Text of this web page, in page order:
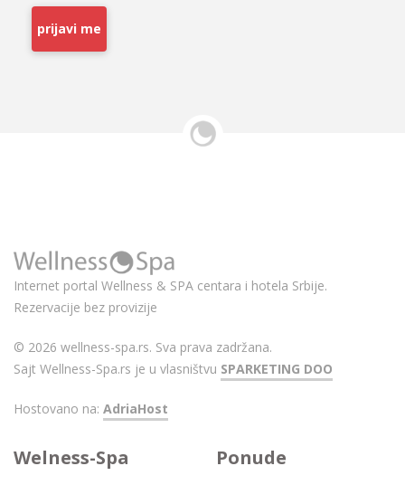
prijavi me
Internet portal Wellness & SPA centara i hotela Srbije.
Rezervacije bez provizije
© 2026 wellness-spa.rs. Sva prava zadržana.
Sajt Wellness-Spa.rs je u vlasništvu SPARKETING DOO
Hostovano na: AdriaHost
Welness-Spa Ponude